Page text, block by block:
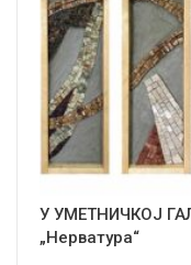
У УМЕТНИЧКОЈ
„Нерватура“